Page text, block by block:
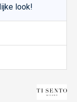
look!